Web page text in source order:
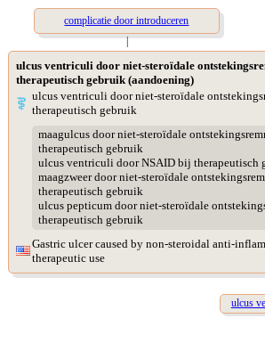
complicatie door introduceren
|
ulcus ventriculi door niet-steroïdale
therapeutisch gebruik (aandoening)
ulcus ventriculi door niet-steroïdale
therapeutisch gebruik
maagulcus door niet-steroïdale
therapeutisch gebruik
ulcus ventriculi door NSAID bij therapeutisch
maagzweer door niet-steroïdale
therapeutisch gebruik
ulcus pepticum door niet-steroïdale
therapeutisch gebruik
Gastric ulcer caused by non-steroidal anti-
therapeutic use
ulcus